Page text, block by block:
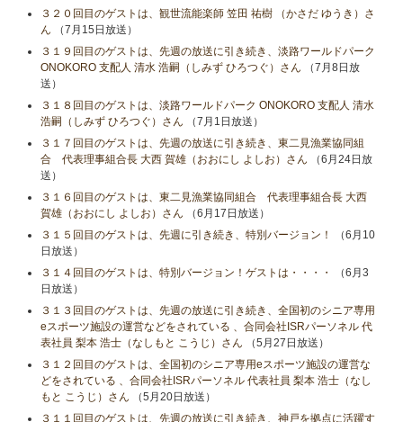
３２０回目のゲストは、観世流能楽師 笠田 祐樹 （かさだ ゆうき）さ
ん （7月15日放送）
３１９回目のゲストは、先週の放送に引き続き、淡路ワールドパーク
ONOKORO 支配人 清水 浩嗣（しみず ひろつぐ）さん （7月8日放
送）
３１８回目のゲストは、淡路ワールドパーク ONOKORO 支配人 清水
浩嗣（しみず ひろつぐ）さん （7月1日放送）
３１７回目のゲストは、先週の放送に引き続き、東二見漁業協同組
合 代表理事組合長 大西 賀雄（おおにし よしお）さん （6月24日放
送）
３１６回目のゲストは、東二見漁業協同組合 代表理事組合長 大西
賀雄（おおにし よしお）さん （6月17日放送）
３１５回目のゲストは、先週に引き続き、特別バージョン！
（6月10
日放送）
３１４回目のゲストは、特別バージョン！ゲストは・・・・
（6月3
日放送）
３１３回目のゲストは、先週の放送に引き続き、全国初のシニア専用
eスポーツ施設の運営などをされている 、合同会社ISRパーソネル 代
表社員 梨本 浩士（なしもと こうじ）さん （5月27日放送）
３１２回目のゲストは、全国初のシニア専用eスポーツ施設の運営な
どをされている 、合同会社ISRパーソネル 代表社員 梨本 浩士（なし
もと こうじ）さん （5月20日放送）
３１１回目のゲストは、先週の放送に引き続き、神戸を拠点に活躍す